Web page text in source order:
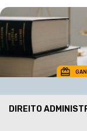
DIREITO